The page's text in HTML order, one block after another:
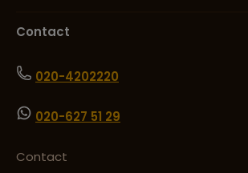
Contact
020-4202220
020-627 51 29
Contact